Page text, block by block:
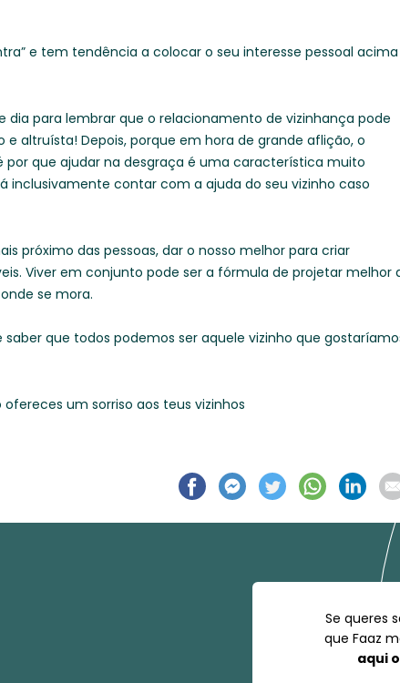
e tem tendência a colocar o seu interesse pessoal acima
dia para lembrar que o relacionamento de vizinhança pode
altruísta! Depois, porque em hora de grande aflição, o
por que ajudar na desgraça é uma característica muito
contar com a ajuda do seu vizinho caso
próximo das pessoas, dar o nosso melhor para criar
Viver em conjunto pode ser a fórmula de projetar melhor
se mora.
que todos podemos ser aquele vizinho que
um sorriso aos teus vizinhos
Se queres
que Faaz
aqui